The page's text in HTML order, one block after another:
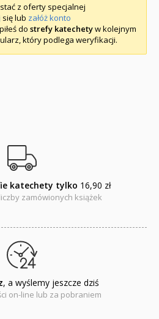
z oferty specjalnej
się lub załóż konto
do strefy katechetyw kolejnym
który podlega weryfikacji.
katechety tylko 16,90 zł
zamówionych książek
, a wyślemy jeszcze dziś
on-line lub za pobraniem